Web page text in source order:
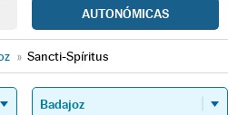
AUTONÓMICAS
» Sancti-Spíritus